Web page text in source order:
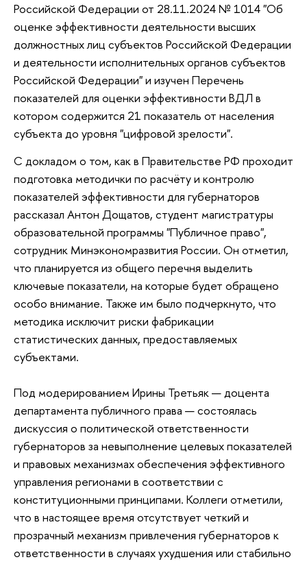
Российской Федерации от 28.11.2024 № 1014 "Об
оценке эффективности деятельности высших
должностных лиц субъектов Российской Федерации
и деятельности исполнительных органов субъектов
Российской Федерации" и изучен Перечень
показателей для оценки эффективности ВДЛ в
котором содержится 21 показатель от населения
субъекта до уровня "цифровой зрелости".
С докладом о том, как в Правительстве РФ проходит
подготовка методички по расчёту и контролю
показателей эффективности для губернаторов
рассказал Антон Дощатов, студент магистратуры
образовательной программы "Публичное право",
сотрудник Минэкономразвития России. Он отметил,
что планируется из общего перечня выделить
ключевые показатели, на которые будет обращено
особо внимание. Также им было подчеркнуто, что
методика исключит риски фабрикации
статистических данных, предоставляемых
субъектами.
Под модерированием Ирины Третьяк — доцента
департамента публичного права — состоялась
дискуссия о политической ответственности
губернаторов за невыполнение целевых показателей
и правовых механизмах обеспечения эффективного
управления регионами в соответствии с
конституционными принципами. Коллеги отметили,
что в настоящее время отсутствует четкий и
прозрачный механизм привлечения губернаторов к
ответственности в случаях ухудшения или стабильно